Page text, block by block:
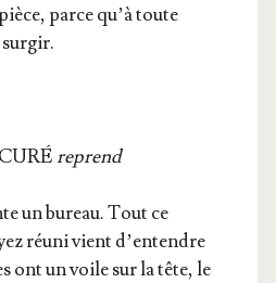
parce qu’à toute
reprend
un bureau. Tout ce
réuni vient d’en­tendre
ont un voile sur la tête, le